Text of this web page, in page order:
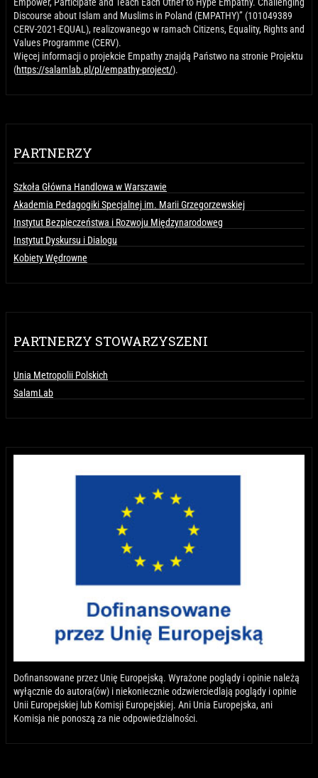
Discourse about Islam and Muslims in Poland (EMPATHY)” (101049389
CERV-2021-EQUAL), realizowanego w ramach Citizens, Equality, Rights and
Values Programme (CERV).
Więcej informacji o projekcie Empathy znajdą Państwo na stronie Projektu
(https://salamlab.pl/pl/empathy-project/).
PARTNERZY
Szkoła Główna Handlowa w Warszawie
Akademia Pedagogiki Specjalnej im. Marii Grzegorzewskiej
Instytut Bezpieczeństwa i Rozwoju Międzynarodoweg
Instytut Dyskursu i Dialogu
Kobiety Wędrowne
PARTNERZY STOWARZYSZENI
Unia Metropolii Polskich
SalamLab
Dofinansowane przez Unię Europejską. Wyrażone poglądy i opinie należą
wyłącznie do autora(ów) i niekoniecznie odzwierciedlają poglądy i opinie
Unii Europejskiej lub Komisji Europejskiej. Ani Unia Europejska, ani
Komisja nie ponoszą za nie odpowiedzialności.